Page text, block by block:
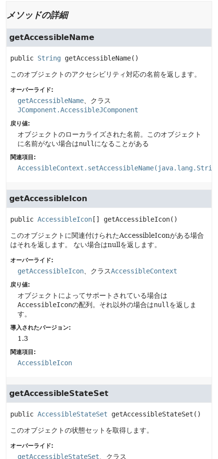
メソッドの詳細
getAccessibleName
public String getAccessibleName()
このオブジェクトのアクセシビリティ対応の名前を返します。
オーバーライド:
getAccessibleName 、クラス
JComponent.AccessibleJComponent
戻り値:
オブジェクトのローカライズされた名前。このオブジェクト
に名前がない場合はnull になることがある
関連項目:
getAccessibleIcon
public AccessibleIcon [] getAccessibleIcon()
このオブジェクトに関連付けられたAccessibleIconがある場合
はそれを返します。
ない場合はnullを返します。
オーバーライド:
getAccessibleIcon 、クラスAccessibleContext
戻り値:
オブジェクトによってサポートされている場合は
AccessibleIconの配列。それ以外の場合はnull を返しま
す。
導入されたバージョン:
1.3
関連項目:
AccessibleIcon
getAccessibleStateSet
public AccessibleStateSet getAccessibleStateSet ()
このオブジェクトの状態セットを取得します。
オーバーライド:
getAccessibleStateSet 、クラス